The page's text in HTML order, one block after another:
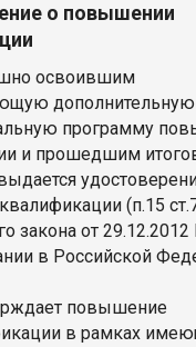
о повышении
освоившим
дополнительную
программу
и прошедшим
(п.15
закона от
в Российской
повышение
в рамках